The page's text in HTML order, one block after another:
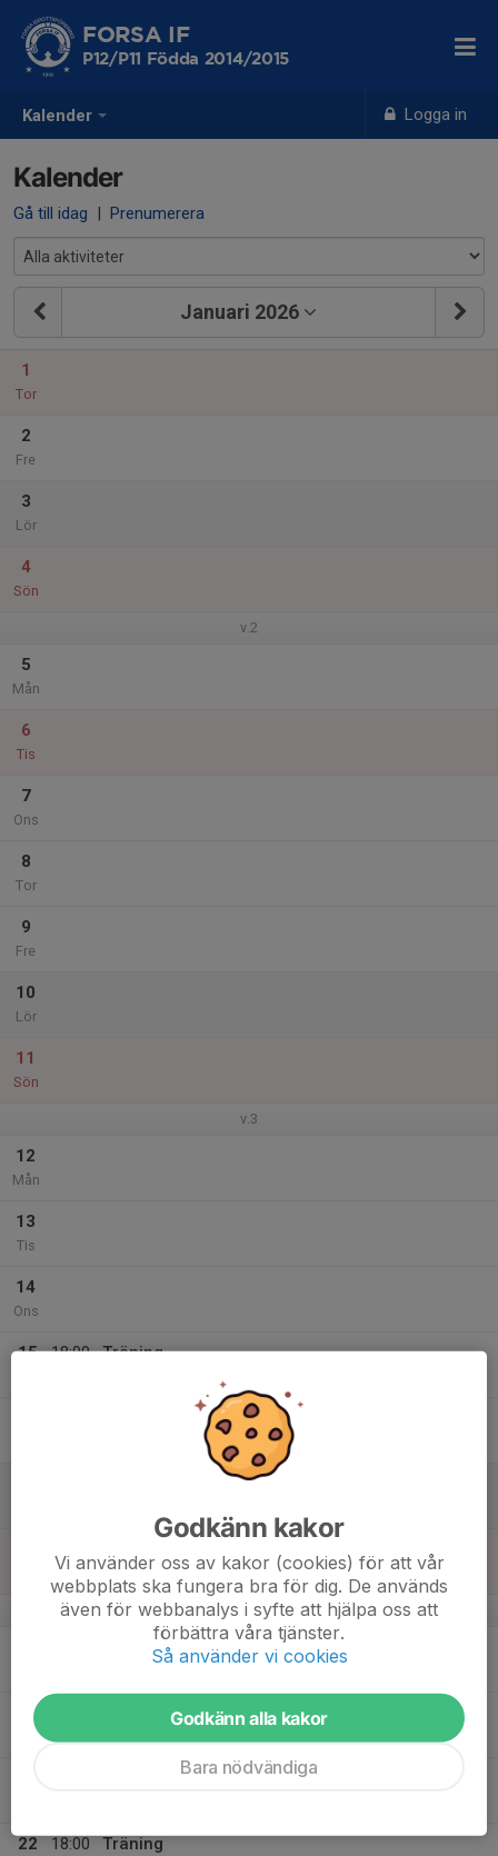
Kalender Logga in
FORSA IF
P12/P11 Födda 2014/2015
Kalender
Gå till idag | Prenumerera
Januari 2026
1
Tor
2
Fre
3
Lör
4
Sön
v.2
5
Mån
6
Tis
7
Ons
8
Tor
9
Fre
10
Lör
11
Sön
v.3
12
Mån
13
Tis
14
Ons
15
18:00
Träning
v.4
20
22
18:00
Träning
Godkänn kakor
Vi använder oss av kakor (cookies) för att vår
webbplats ska fungera bra för dig. De används
även för webbanalys i syfte att hjälpa oss att
förbättra våra tjänster.
Så använder vi cookies
Godkänn alla kakor
Bara nödvändiga